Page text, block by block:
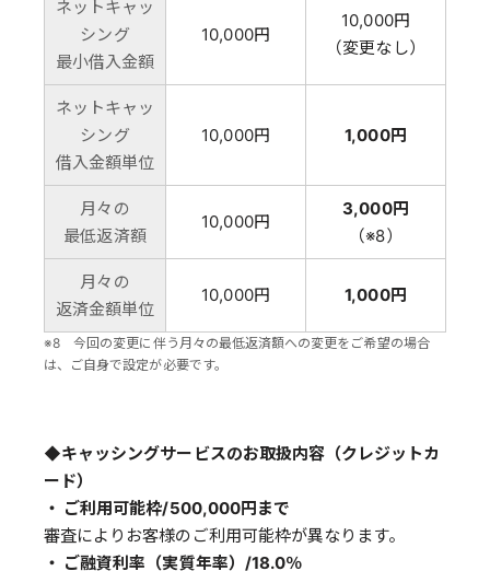
ネットキャッ
シング
最小借入金額
10,000円
10,000円
（変更なし）
ネットキャッ
シング
借入金額単位
10,000円 1,000円
月々の
最低返済額
10,000円
3,000円
（※8）
月々の
返済金額単位
10,000円 1,000円
※8 今回の変更に伴う月々の最低返済額への変更をご希望の場合
は、ご自身で設定が必要です。
◆キャッシングサービスのお取扱内容（クレジットカ
ード）
・ ご利用可能枠/500,000円まで
審査によりお客様のご利用可能枠が異なります。
・ ご融資利率（実質年率）/18.0％